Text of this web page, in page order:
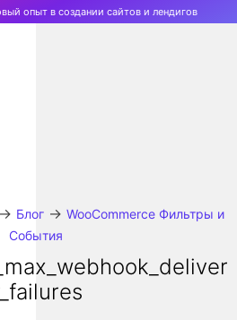
опыт в создании сайтов и лендигов
→ Блог→ WooCommerce Фильтры и
События